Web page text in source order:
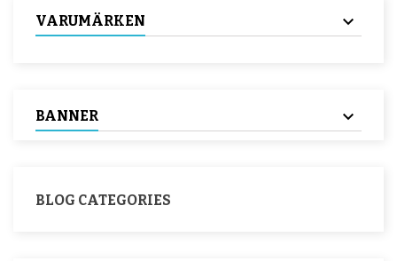
VARUMÄRKEN
BANNER
BLOG CATEGORIES